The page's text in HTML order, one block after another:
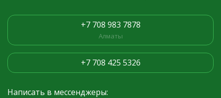
+7 708 983 7878
Алматы
+7 708 425 5326
Написать в мессенджеры: